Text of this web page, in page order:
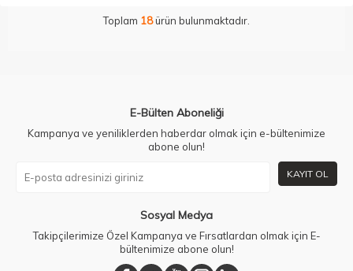
Toplam 18ürün bulunmaktadır.
E-Bülten Aboneliği
Kampanya ve yeniliklerden haberdar olmak için e-bültenimize
abone olun!
KAYIT OL
Sosyal Medya
Takipçilerimize Özel Kampanya ve Fırsatlardan olmak için E-
bültenimize abone olun!